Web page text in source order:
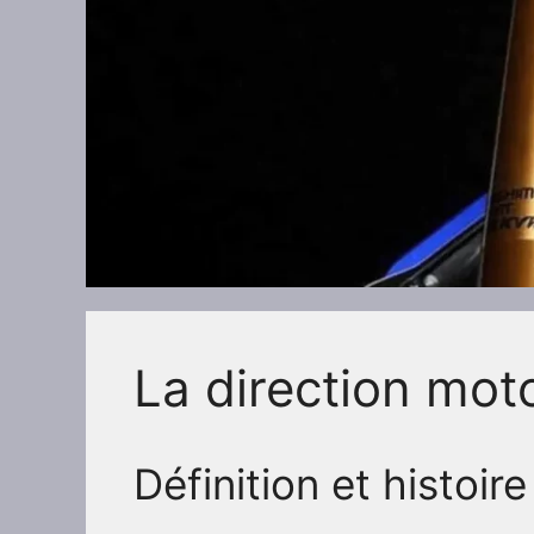
La direction
Définition et histoire